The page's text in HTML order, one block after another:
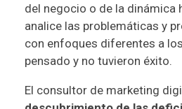
del negocio o de la dinámica
analice las problemáticas y
con enfoques diferentes a
pensado y no tuvieron éxito.
El consultor de marketing